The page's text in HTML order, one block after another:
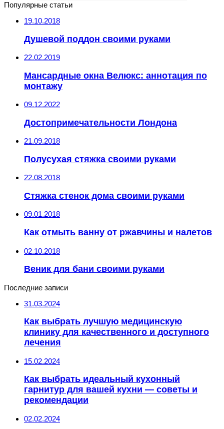
Популярные статьи
19.10.2018
Душевой поддон своими руками
22.02.2019
Мансардные окна Велюкс: аннотация по
монтажу
09.12.2022
Достопримечательности Лондона
21.09.2018
Полусухая стяжка своими руками
22.08.2018
Стяжка стенок дома своими руками
09.01.2018
Как отмыть ванну от ржавчины и налетов
02.10.2018
Веник для бани своими руками
Последние записи
31.03.2024
Как выбрать лучшую медицинскую
клинику для качественного и доступного
лечения
15.02.2024
Как выбрать идеальный кухонный
гарнитур для вашей кухни — советы и
рекомендации
02.02.2024